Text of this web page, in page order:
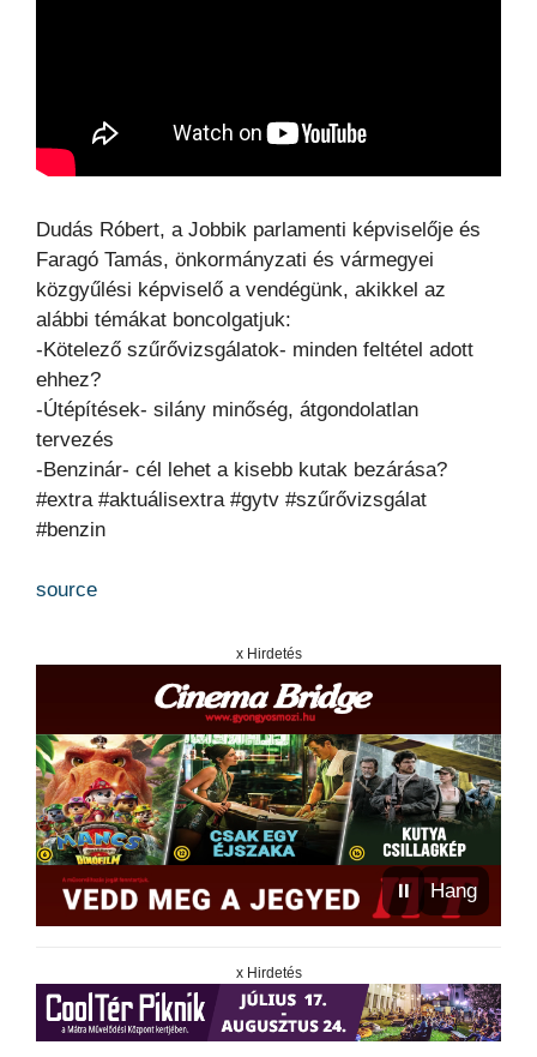
Dudás Róbert, a Jobbik parlamenti képviselője és
Faragó Tamás, önkormányzati és vármegyei
közgyűlési képviselő a vendégünk, akikkel az
alábbi témákat boncolgatjuk:
-Kötelező szűrővizsgálatok- minden feltétel adott
ehhez?
-Útépítések- silány minőség, átgondolatlan
tervezés
-Benzinár- cél lehet a kisebb kutak bezárása?
#extra #aktuálisextra #gytv #szűrővizsgálat
#benzin
source
x Hirdetés
⏸ Hang
x Hirdetés